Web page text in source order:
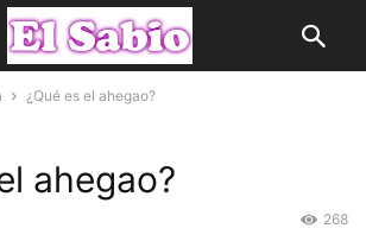
¿Qué es el ahegao?
ahegao?
268